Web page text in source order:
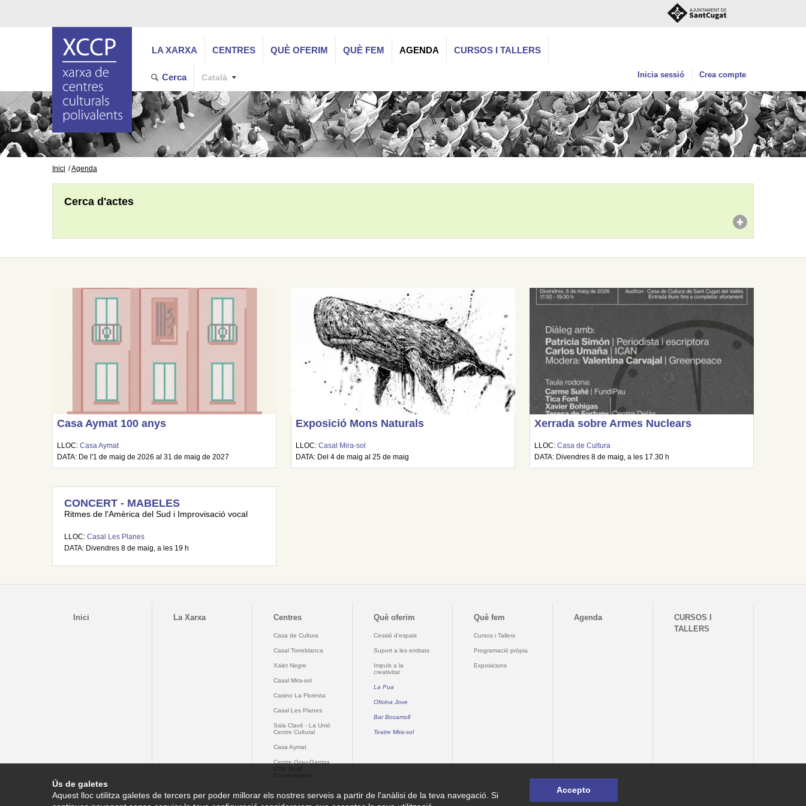
Ús de galetes
Aquest lloc utilitza galetes de tercers per poder millorar els nostres serveis a partir de l'anàlisi de la teva navegació. Si
Accepto
LA XARXA CENTRES QUÈ OFERIM QUÈ FEM AGENDA CURSOS I TALLERS
Cerca Català Inicia sessió Crea compte
Inici Agenda
Cerca d'actes
Casa Aymat 100 anys
LLOC:Casa Aymat
DATA: De l'1 de maig de 2026 al 31 de maig de 2027
Exposició Mons Naturals
LLOC:Casal Mira-sol
DATA: Del 4 de maig al 25 de maig
Xerrada sobre Armes Nuclears
LLOC:Casa de Cultura
DATA: Divendres 8 de maig, a les 17.30 h
CONCERT - MABELES
Ritmes de l'Amèrica del Sud i Improvisació vocal
LLOC: Casal Les Planes
DATA: Divendres 8 de maig, a les 19 h
Inici La Xarxa Centres
Casa de Cultura
Casal Torreblanca
Xalet Negre
Casal Mira-sol
Casino La Floresta
Casal Les Planes
Sala Clavé - La Unió
Centre Cultural
Casa Aymat
Centre Grau-Garriga
d'Art Tèxtil
Contemporani
Què oferim
Cessió d'espais
Suport a les entitats
Impuls a la
creativitat
La Pua
Oficina Jove
Bar Bocamoll
Teatre Mira-sol
Què fem
Cursos i Tallers
Programació pròpia
Exposicions
Agenda
CURSOS I
TALLERS